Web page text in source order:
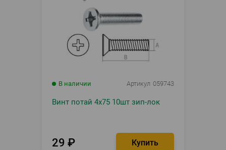
В наличии Артикул 059743
Винт потай 4х75 10шт зип-лок
29 ₽